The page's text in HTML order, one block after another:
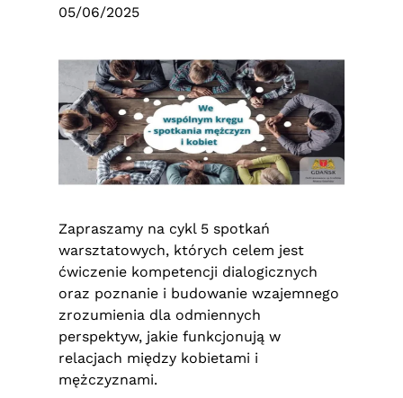
Zapraszamy na cykl 5 spotkań
warsztatowych, których celem jest
ćwiczenie kompetencji dialogicznych
oraz poznanie i budowanie wzajemnego
zrozumienia dla odmiennych
perspektyw, jakie funkcjonują w
relacjach między kobietami i
mężczyznami.
05/06/2025